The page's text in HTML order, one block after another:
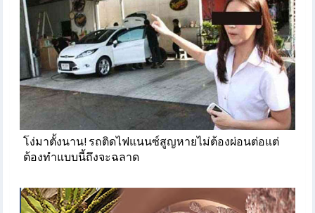
โง่มาตั้งนาน! รถติดไฟแนนซ์สูญหายไม่ต้องผ่อนต่อแต่
ต้องทำแบบนี้ถึงจะฉลาด